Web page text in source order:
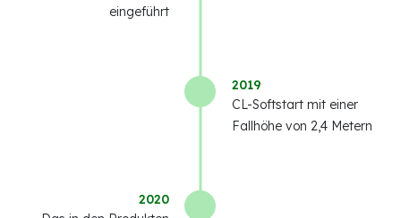
eingeführt
2019
CL-Softstart mit einer
Fallhöhe von 2,4 Metern
2020